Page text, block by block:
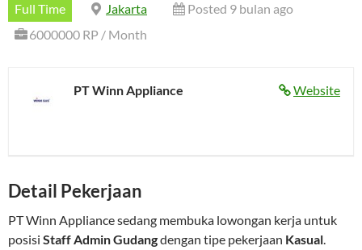
Full Time Jakarta
Posted 9 bulan ago
6000000 RP / Month
Website
PT Winn Appliance
Detail Pekerjaan
PT Winn Appliance sedang membuka lowongan kerja untuk
posisi Staff Admin Gudangdengan tipe pekerjaan Kasual.